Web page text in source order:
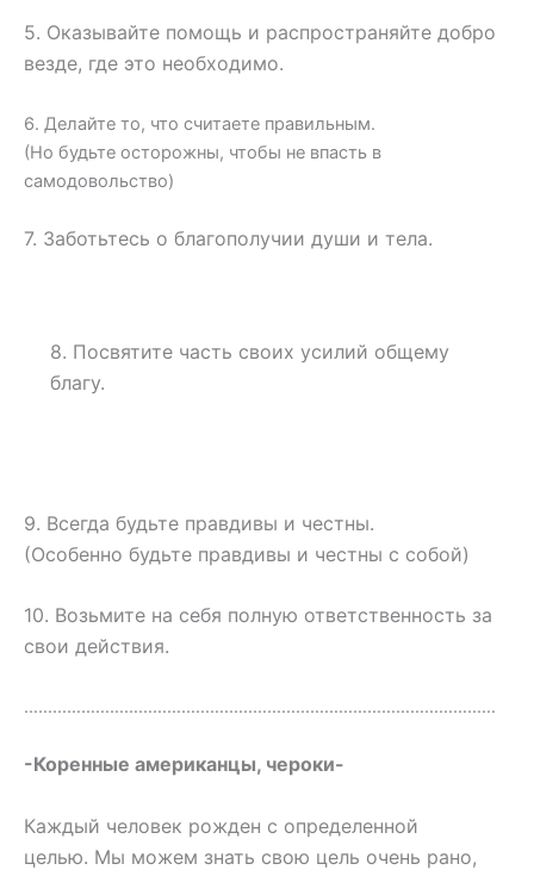
5. Оказывайте помощь и распространяйте добро
везде, где это необходимо.
6. Делайте то, что считаете правильным.
(Но будьте осторожны, чтобы не впасть в
самодовольство)
7. Заботьтесь о благополучии души и тела.
8. Посвятите часть своих усилий общему
благу.
9. Всегда будьте правдивы и честны.
(Особенно будьте правдивы и честны с собой)
10. Возьмите на себя полную ответственность за
свои действия.
………………………………………………………………………………………
-Коренные американцы, чероки-
Каждый человек рожден с определенной
целью. Мы можем знать свою цель очень рано,